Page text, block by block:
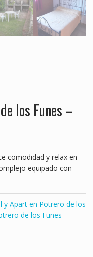
los Funes –
comodidad y relax en
equipado con
y Apart en Potrero de los
de los Funes